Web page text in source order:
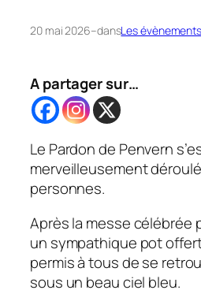
20 mai 2026–dansLes évènements
A partager sur…
Le Pardon de Penvern
merveilleusement
personnes.
Après la messe célébrée
un sympathique pot
permis à tous de se
sous un beau ciel bleu.